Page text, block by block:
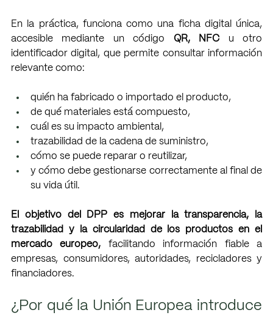
En la práctica, funciona como una ficha digital única,
accesible mediante un código QR, NFC u otro
identificador digital, que permite consultar información
relevante como:
quién ha fabricado o importado el producto,
de qué materiales está compuesto,
cuál es su impacto ambiental,
trazabilidad de la cadena de suministro,
cómo se puede reparar o reutilizar,
y cómo debe gestionarse correctamente al final de
su vida útil.
El objetivo del DPP es mejorar la transparencia, la
trazabilidad y la circularidad de los productos en el
mercado europeo, facilitando información fiable a
empresas, consumidores, autoridades, recicladores y
financiadores.
¿Por qué la Unión Europea introduce